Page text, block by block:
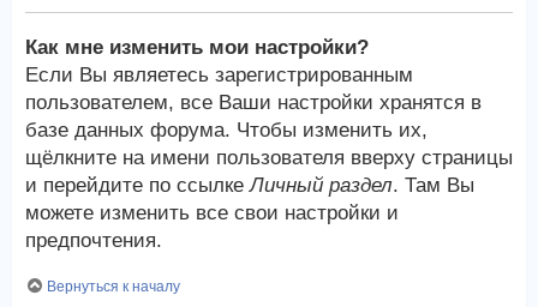
Как мне изменить мои настройки?
Если Вы являетесь зарегистрированным
пользователем, все Ваши настройки хранятся в
базе данных форума. Чтобы изменить их,
щёлкните на имени пользователя вверху страницы
и перейдите по ссылкеЛичный раздел. Там Вы
можете изменить все свои настройки и
предпочтения.
Вернуться к началу